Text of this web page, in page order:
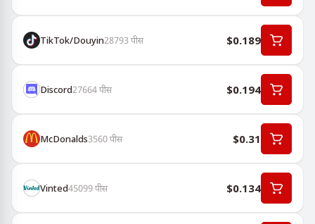
TikTok/Douyin28793पीस $0.189
Discord27664पीस $0.194
McDonalds3560पीस $0.31
Vinted45099पीस $0.134